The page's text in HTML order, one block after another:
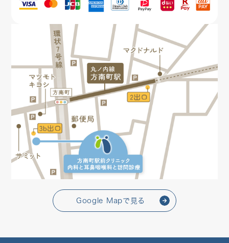
Google Mapで見る